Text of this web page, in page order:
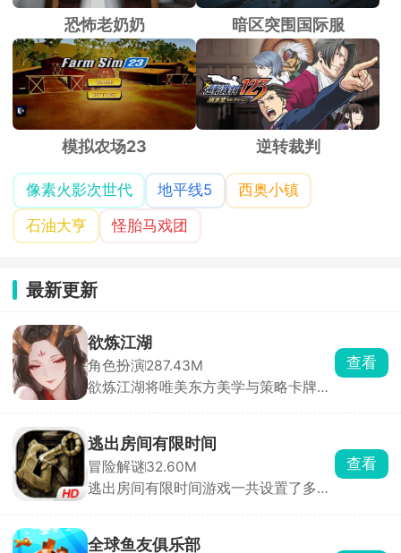
恐怖老奶奶 暗区突围国际服
模拟农场23 逆转裁判
像素火影次世代 地平线5
西奥小镇
石油大亨
怪胎马戏团
最新更新
欲炼江湖
角色扮演287.43M
欲炼江湖将唯美东方美学与策略卡牌战
组建专属最强阵容，闯荡武林称霸天
下。战斗中可合理组合侠客羁绊与技
能，打出流畅连招与爆发输出，最大化
队伍战力。前期跟随主线任务推进即可
查看
逃出房间有限时间
冒险解谜32.60M
逃出房间有限时间游戏一共设置了多个
脱冒险。探索过程中，你要细心搜寻场
查看
全球鱼友俱乐部